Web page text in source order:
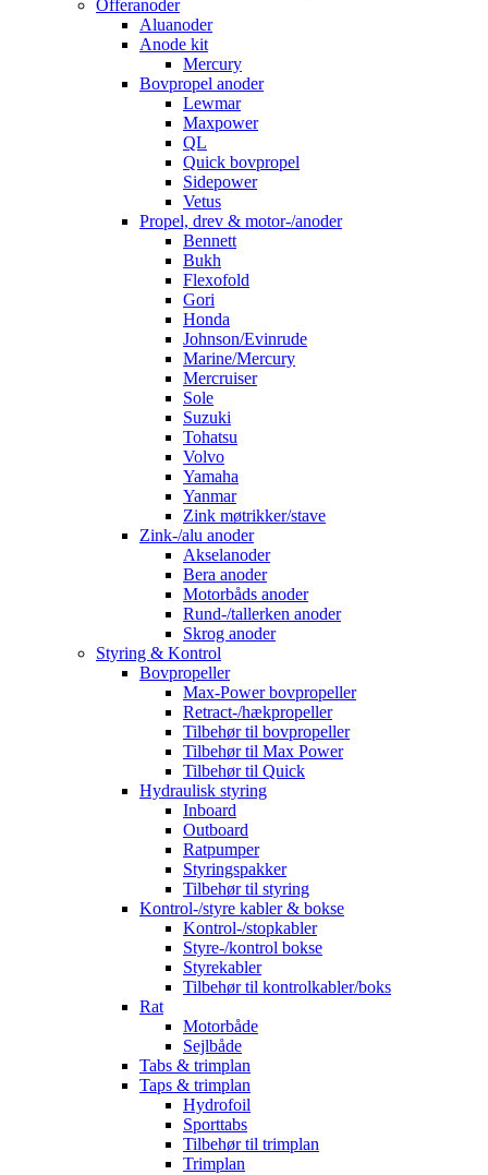
Offeranoder
Aluanoder
Anode kit
Mercury
Bovpropel anoder
Lewmar
Maxpower
QL
Quick bovpropel
Sidepower
Vetus
Propel, drev & motor-/anoder
Bennett
Bukh
Flexofold
Gori
Honda
Johnson/Evinrude
Marine/Mercury
Mercruiser
Sole
Suzuki
Tohatsu
Volvo
Yamaha
Yanmar
Zink møtrikker/stave
Zink-/alu anoder
Akselanoder
Bera anoder
Motorbåds anoder
Rund-/tallerken anoder
Skrog anoder
Styring & Kontrol
Bovpropeller
Max-Power bovpropeller
Retract-/hækpropeller
Tilbehør til bovpropeller
Tilbehør til Max Power
Tilbehør til Quick
Hydraulisk styring
Inboard
Outboard
Ratpumper
Styringspakker
Tilbehør til styring
Kontrol-/styre kabler & bokse
Kontrol-/stopkabler
Styre-/kontrol bokse
Styrekabler
Tilbehør til kontrolkabler/boks
Rat
Motorbåde
Sejlbåde
Tabs & trimplan
Taps & trimplan
Hydrofoil
Sporttabs
Tilbehør til trimplan
Trimplan